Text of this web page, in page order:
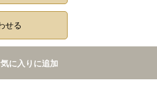
せる
に入りに追加